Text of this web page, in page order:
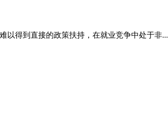
以得到直接的政策扶持，在就业竞争中处于非...